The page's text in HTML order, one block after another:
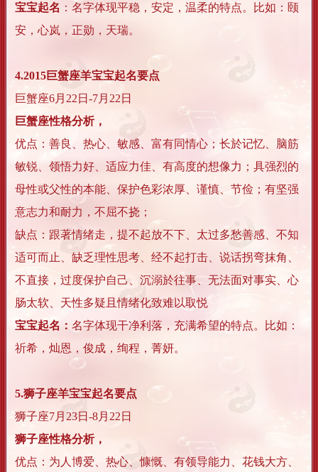
宝宝起名 ：名字体现平稳，安定，温柔的特点。比如：颐
安，心岚，正勋，天瑞。
4.2015巨蟹座羊宝宝起名要点
巨蟹座6月22日-7月22日
巨蟹座性格分析，
优点：善良、热心、敏感、富有同情心；长於记忆、脑筋
敏锐、领悟力好、适应力佳、有高度的想像力；具强烈的
母性或父性的本能、保护色彩浓厚、谨慎、节俭；有坚强
意志力和耐力，不屈不挠；
缺点：跟著情绪走，提不起放不下、太过多愁善感、不知
适可而止、缺乏理性思考、经不起打击、说话拐弯抹角、
不直接，过度保护自己、沉溺於往事、无法面对事实、心
肠太软、天性多疑且情绪化致难以取悦
宝宝起名： 名字体现干净利落，充满希望的特点。比如：
祈希，灿恩，俊成，绚程，菁妍。
5.狮子座羊宝宝起名要点
狮子座7月23日-8月22日
狮子座性格分析，
优点：为人博爱、热心、慷慨、有领导能力、花钱大方、